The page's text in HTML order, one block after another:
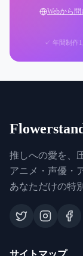
Webから問
✓ 年間制作
推しへの愛を、
アニメ・声優・
あなただけの特
サイトマップ